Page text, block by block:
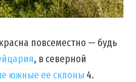
повсеместно — будь
, в северной
южные ее склоны 4.